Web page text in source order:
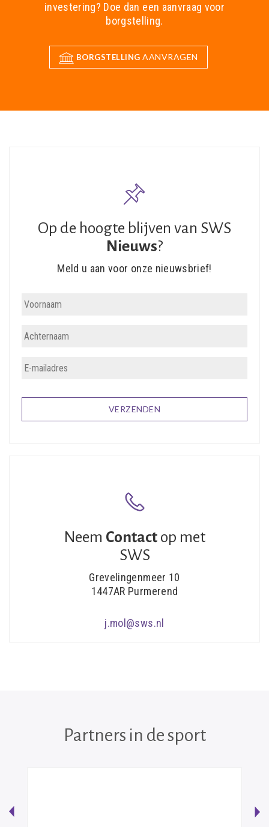
investering? Doe dan een aanvraag voor
borgstelling.
BORGSTELLING AANVRAGEN
Op de hoogte blijven van SWS
Nieuws?
Meld u aan voor onze nieuwsbrief!
Neem Contact op met
SWS
Grevelingenmeer 10
1447AR Purmerend
j.mol@sws.nl
Partners in de sport